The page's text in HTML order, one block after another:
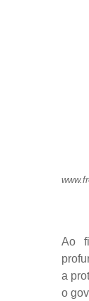
Ao
a
o